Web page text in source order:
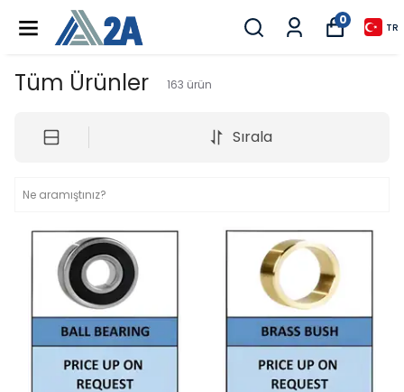
0
TR
Tüm Ürünler 163 ürün
Sırala